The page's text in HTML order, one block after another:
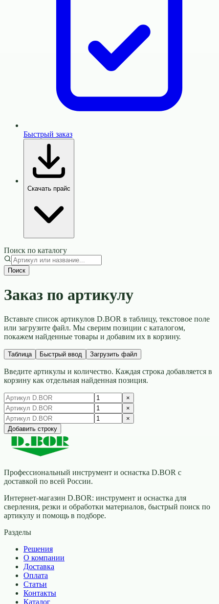
Быстрый заказ
Скачать прайс
Поиск по каталогу
Поиск
Заказ по артикулу
Вставьте список артикулов D.BOR в таблицу, текстовое поле
или загрузите файл. Мы сверим позиции с каталогом,
покажем найденные товары и добавим их в корзину.
Таблица Быстрый ввод Загрузить файл
Введите артикулы и количество. Каждая строка добавляется в
корзину как отдельная найденная позиция.
×
×
×
Добавить строку
Профессиональный инструмент и оснастка D.BOR с
доставкой по всей России.
Интернет-магазин D.BOR: инструмент и оснастка для
сверления, резки и обработки материалов, быстрый поиск по
артикулу и помощь в подборе.
Разделы
Решения
О компании
Доставка
Оплата
Статьи
Контакты
Каталог